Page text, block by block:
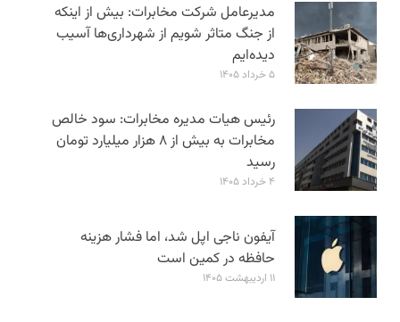
مدیرعامل شرکت مخابرات: بیش از اینکه
از جنگ متاثر شویم از شهرداری‌ها آسیب
دیده‌ایم
۵ خرداد ۱۴۰۵
رئیس هیات مدیره مخابرات: سود خالص
مخابرات به بیش از ۸ هزار میلیارد تومان
رسید
۴ خرداد ۱۴۰۵
آیفون ناجی اپل شد، اما فشار هزینه
حافظه در کمین است
۱۱ اردیبهشت ۱۴۰۵